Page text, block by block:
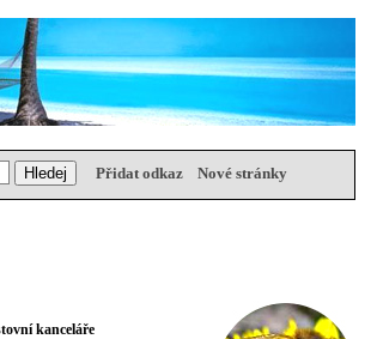
Přidat odkaz Nové stránky
kanceláře